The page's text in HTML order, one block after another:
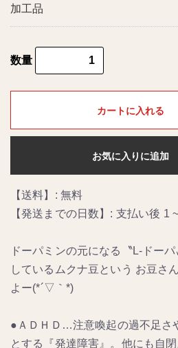
加工品
数量
カートに入れる
お気に入りに追加
【送料】: 無料
【発送までの日数】: 支払い後 1
ドーパミンの元になる〝L‐ドー
しているムクナ豆という お豆さ
よー(*´▽｀*)
●ＡＤＨＤ…注意喚起の過不足さ
とする『発達障害』。他にも自